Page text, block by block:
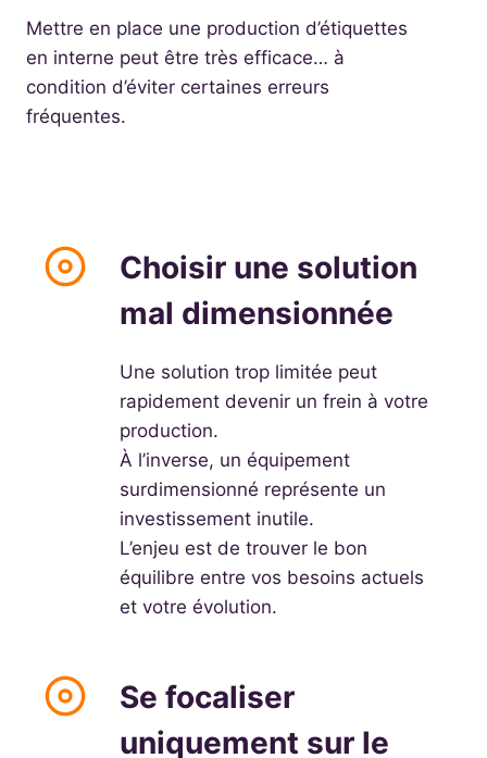
Mettre en place une production d’étiquettes
en interne peut être très efficace… à
condition d’éviter certaines erreurs
fréquentes.
Choisir une solution
mal dimensionnée
Une solution trop limitée peut
rapidement devenir un frein à votre
production.
À l’inverse, un équipement
surdimensionné représente un
investissement inutile.
L’enjeu est de trouver le bon
équilibre entre vos besoins actuels
et votre évolution.
Se focaliser
uniquement sur le